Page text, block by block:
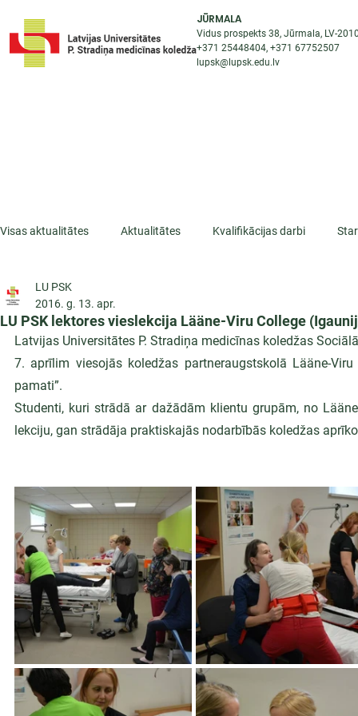
JŪRMALA
Vidus prospekts 38, Jūrmala, LV-
+371 25448404, +371 67752507
lupsk@lupsk.edu.lv
Visas aktualitātes Aktualitātes Kvalifikācijas darbi
ESF projekti
LU PSK lektores vieslekcija Lääne-Viru College
LU PSK
2016. g. 13. apr.
Latvijas Universitātes P. Stradiņa medicīnas koledžas
7. aprīlim viesojās koledžas partneraugstskolā Lääne-
pamati”.
Studenti, kuri strādā ar dažādām klientu grupām, no
lekciju, gan strādāja praktiskajās nodarbībās koledžas